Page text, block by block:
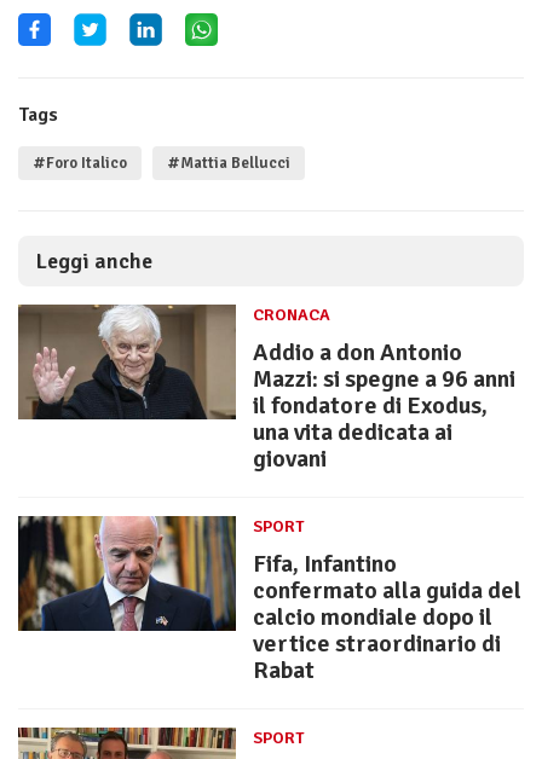
Tags
#Foro Italico #Mattia Bellucci
Leggi anche
CRONACA
Addio a don Antonio
Mazzi: si spegne a 96 anni
il fondatore di Exodus,
una vita dedicata ai
giovani
SPORT
Fifa, Infantino
confermato alla guida del
calcio mondiale dopo il
vertice straordinario di
Rabat
SPORT